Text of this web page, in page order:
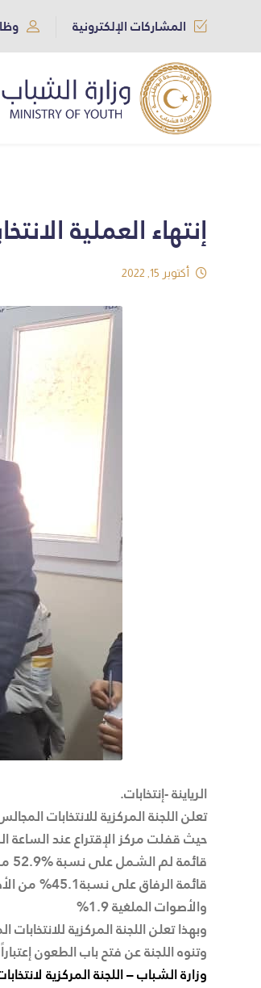
المشاركات الإلكترونية
إنتهاء العملية
أكتوبر 15, 2022
الرياينة -إنتخابات.
تعلن اللجنة المركزية للانتخابات
حيث قفلت مركز الإقتراع عند الساعة
قائمة لم الشمل على نسبة 52.9‎%‎ من الأصوات
قائمة الرفاق على نسبة45.1% من الأصوات
والأصوات الملغية 1.9%
وبهذا تعلن اللجنة المركزية
وتنوه اللجنة عن فتح باب الطعون
وزارة الشباب – اللجنة المركزية